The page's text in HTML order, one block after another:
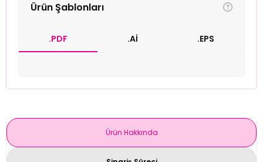
Ürün Şablonları
.PDF .Aİ .EPS
Ürün Hakkında